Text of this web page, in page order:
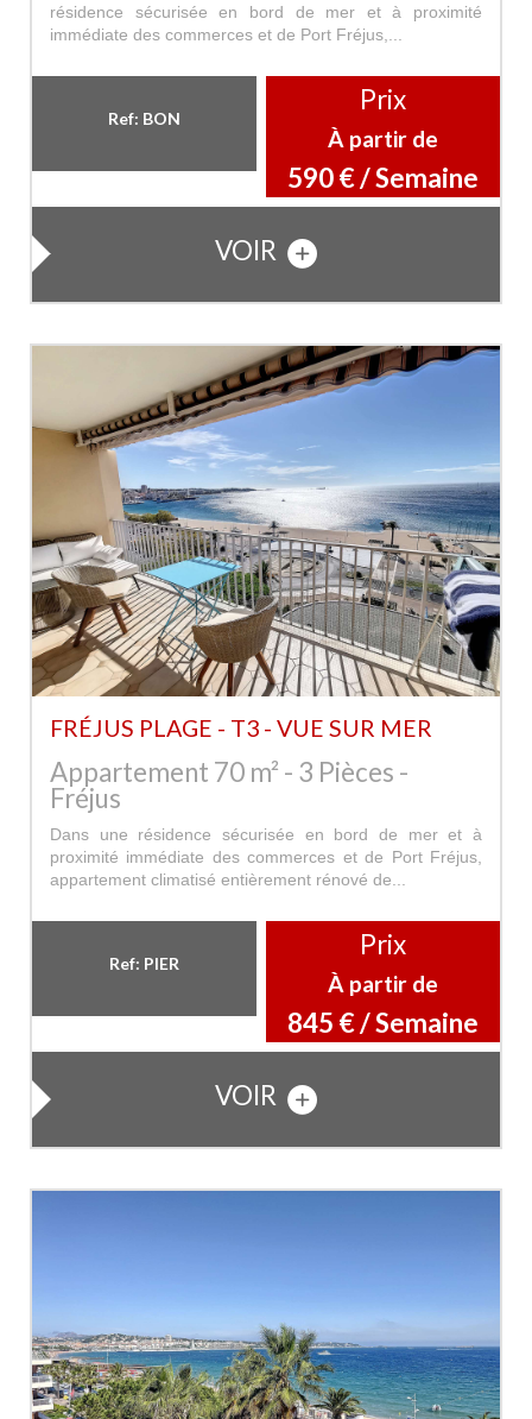
résidence sécurisée en bord de mer et à proximité
immédiate des commerces et de Port Fréjus,...
Ref: BON
Prix
À partir de
590 € / Semaine
VOIR
FRÉJUS PLAGE - T3 - VUE SUR MER
Appartement 70 m² - 3 Pièces -
Fréjus
Dans une résidence sécurisée en bord de mer et à
proximité immédiate des commerces et de Port Fréjus,
appartement climatisé entièrement rénové de...
Ref: PIER
Prix
À partir de
845 € / Semaine
VOIR